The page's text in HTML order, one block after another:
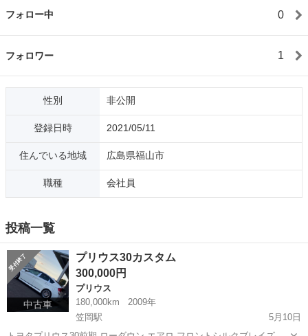
フォロー中 0
フォロワー 1
性別 非公開
登録日時 2021/05/11
住んでいる地域 広島県福山市
職種 会社員
投稿一覧
中古車
プリウス30カスタム
300,000円
プリウス
180,000km
2009年
笠岡駅
5月10日